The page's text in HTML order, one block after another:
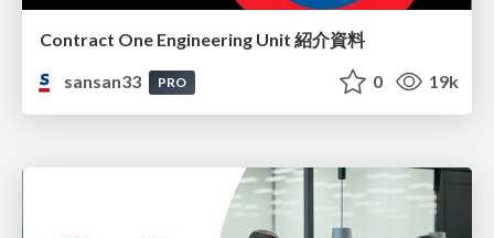
Contract One Engineering Unit 紹介資料
sansan33
PRO 0 19k